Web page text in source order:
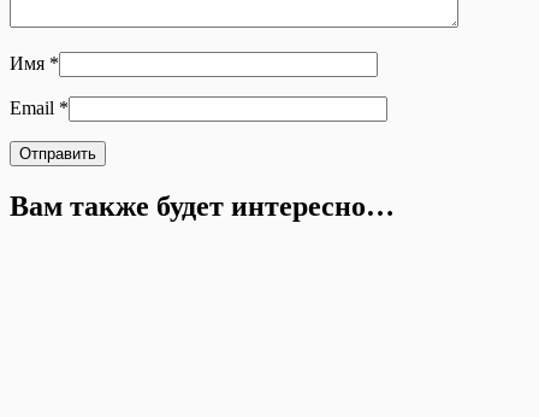
Имя *
Email *
Вам также будет интересно…